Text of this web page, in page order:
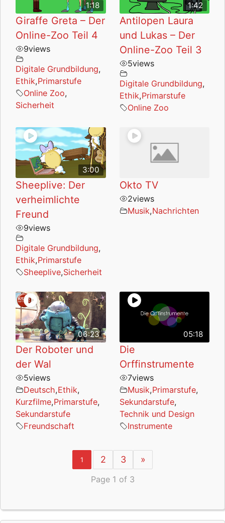
1:18
Giraffe Greta – Der
Online-Zoo Teil 4
9views
Digitale Grundbildung,
Ethik,Primarstufe
Online Zoo,
Sicherheit
1:42
Antilopen Laura
und Lukas – Der
Online-Zoo Teil 3
5views
Digitale Grundbildung,
Ethik,Primarstufe
Online Zoo
3:00
Sheeplive: Der
verheimlichte
Freund
9views
Digitale Grundbildung,
Ethik,Primarstufe
Sheeplive,Sicherheit
Okto TV
2views
Musik,Nachrichten
06:23
Der Roboter und
der Wal
5views
Deutsch,Ethik,
Kurzfilme,Primarstufe,
Sekundarstufe
Freundschaft
05:18
Die
Orffinstrumente
7views
Musik,Primarstufe,
Sekundarstufe,
Technik und Design
Instrumente
1 2 3 »
Page 1 of 3